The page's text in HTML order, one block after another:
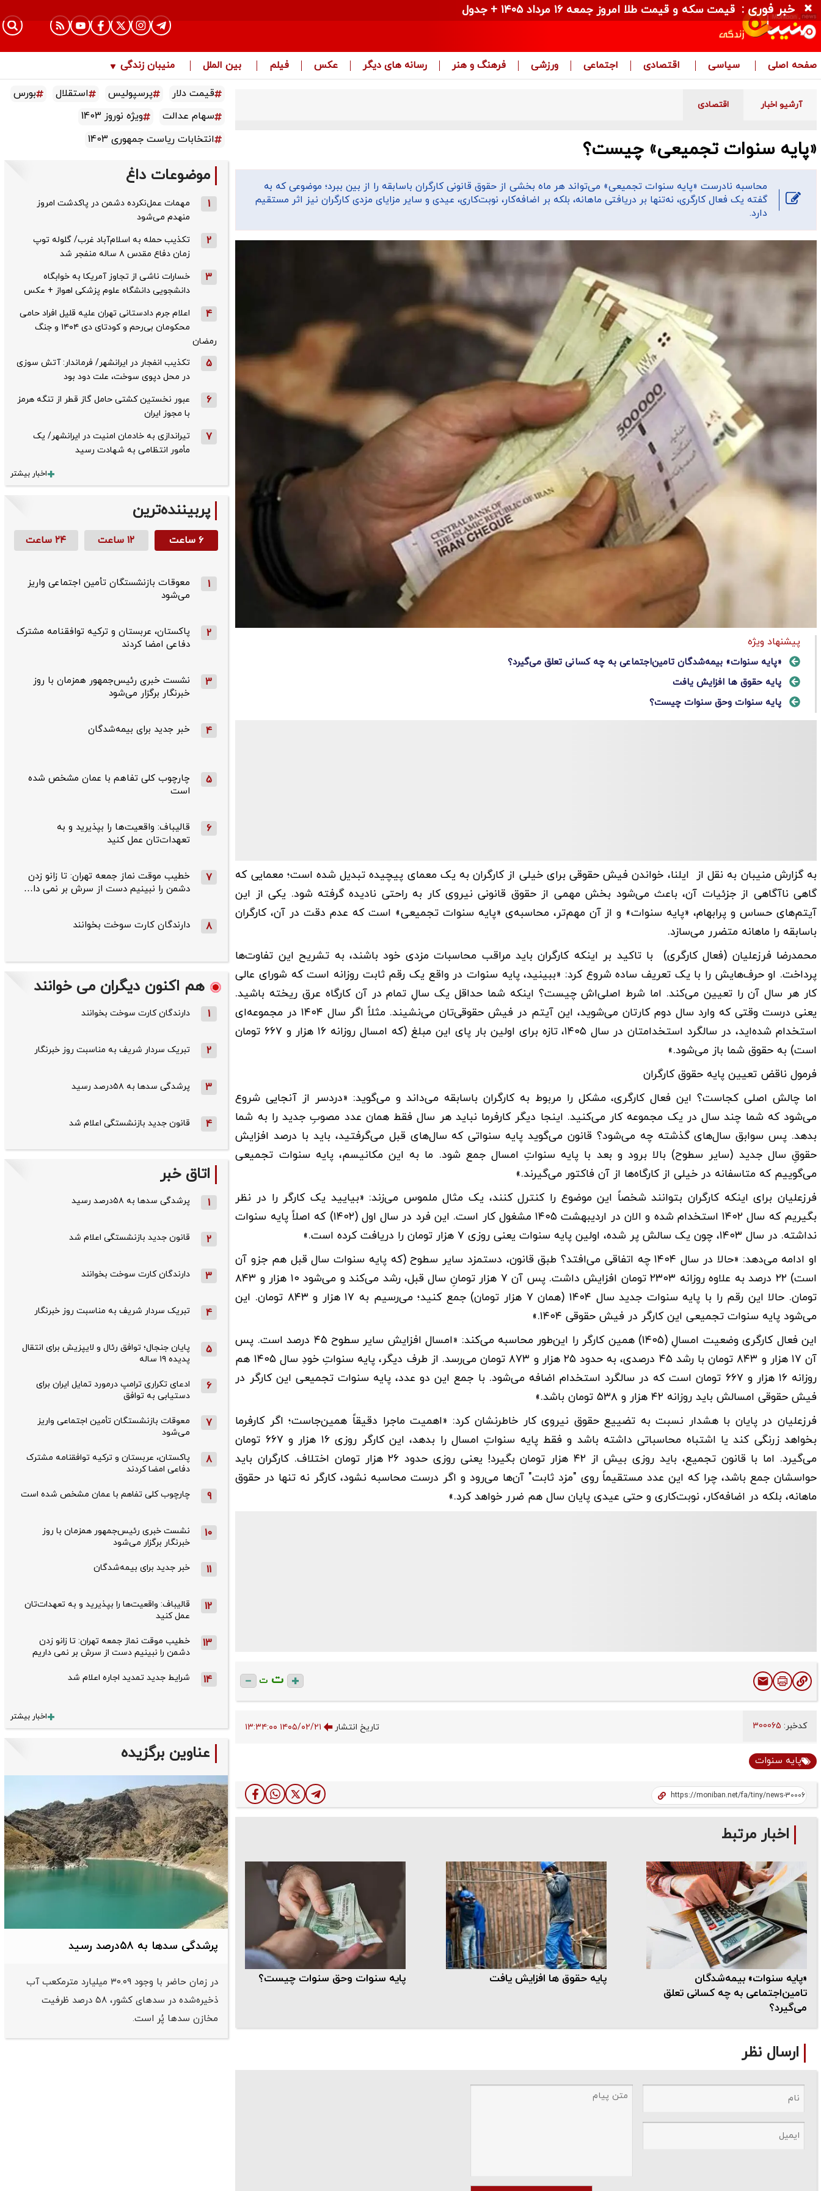
صفحه اصلی سیاسی اقتصادی اجتماعی ورزشی فرهنگ و هنر رسانه های دیگر عکس فیلم بین الملل منیبان زندگی
آرشیو اخبار اقتصادی
«پایه سنوات تجمیعی» چیست؟
محاسبه نادرست «پایه سنوات تجمیعی» می‌تواند هر ماه بخشی از حقوق قانونی کارگران باسابقه را از بین ببرد؛ موضوعی که به
گفته یک فعال کارگری، نه‌تنها بر دریافتی ماهانه، بلکه بر اضافه‌کار، نوبت‌کاری، عیدی و سایر مزایای مزدی کارگران نیز اثر مستقیم
دارد.
پیشنهاد ویژه
«پایه سنوات» بیمه‌شدگان تامین‌اجتماعی به چه کسانی تعلق می‌گیرد؟
پایه حقوق ها افزایش یافت
پایه سنوات وحق سنوات چیست؟
به گزارش منیبان به نقل از ایلنا، خواندن فیش حقوقی برای خیلی از کارگران به یک معمای پیچیده تبدیل شده است؛ معمایی که
گاهی ناآگاهی از جزئیات آن، باعث می‌شود بخش مهمی از حقوق قانونی نیروی کار به راحتی نادیده گرفته شود. یکی از این
آیتم‌های حساس و پرابهام، «پایه سنوات» و از آن مهم‌تر، محاسبه‌ی «پایه سنوات تجمیعی» است که عدم دقت در آن، کارگران
باسابقه را ماهانه متضرر می‌سازد.
محمدرضا فرزعلیان (فعال کارگری) با تاکید بر اینکه کارگران باید مراقب محاسبات مزدی خود باشند، به تشریح این تفاوت‌ها
پرداخت. او حرف‌هایش را با یک تعریف ساده شروع کرد: «ببینید، پایه سنوات در واقع یک رقم ثابت روزانه است که شورای عالی
کار هر سال آن را تعیین می‌کند. اما شرط اصلی‌اش چیست؟ اینکه شما حداقل یک سالِ تمام در آن کارگاه عرق ریخته باشید.
یعنی درست وقتی که وارد سال دوم کارتان می‌شوید، این آیتم در فیش حقوقی‌تان می‌نشیند. مثلاً اگر سال ۱۴۰۴ در مجموعه‌ای
استخدام شده‌اید، در سالگرد استخدامتان در سال ۱۴۰۵، تازه برای اولین بار پای این مبلغ (که امسال روزانه ۱۶ هزار و ۶۶۷ تومان
است) به حقوق شما باز می‌شود.»
فرمول ناقض تعیین پایه حقوق کارگران
​اما چالش اصلی کجاست؟ این فعال کارگری، مشکل را مربوط به کارگران باسابقه می‌داند و می‌گوید: «دردسر از آنجایی شروع
می‌شود که شما چند سال در یک مجموعه کار می‌کنید. اینجا دیگر کارفرما نباید هر سال فقط همان عدد مصوبِ جدید را به شما
بدهد. پس سوابق سال‌های گذشته چه می‌شود؟ قانون می‌گوید پایه سنواتی که سال‌های قبل می‌گرفتید، باید با درصد افزایش
حقوقِ سال جدید (سایر سطوح) بالا برود و بعد با پایه سنواتِ امسال جمع شود. ما به این مکانیسم، پایه سنوات تجمیعی
می‌گوییم که متاسفانه در خیلی از کارگاه‌ها از آن فاکتور می‌گیرند.»
​فرزعلیان برای اینکه کارگران بتوانند شخصاً این موضوع را کنترل کنند، یک مثال ملموس می‌زند: «بیایید یک کارگر را در نظر
بگیریم که سال ۱۴۰۲ استخدام شده و الان در اردیبهشت ۱۴۰۵ مشغول کار است. این فرد در سال اول (۱۴۰۲) که اصلاً پایه سنوات
نداشته. در سال ۱۴۰۳، چون یک سالش پر شده، اولین پایه سنوات یعنی روزی ۷ هزار تومان را دریافت کرده است.»
​او ادامه می‌دهد: «حالا در سال ۱۴۰۴ چه اتفاقی می‌افتد؟ طبق قانون، دستمزد سایر سطوح (که پایه سنوات سال قبل هم جزو آن
است) ۲۲ درصد به علاوه روزانه ۲۳۰۳ تومان افزایش داشت. پس آن ۷ هزار تومانِ سال قبل، رشد می‌کند و می‌شود ۱۰ هزار و ۸۴۳
تومان. حالا این رقم را با پایه سنوات جدید سال ۱۴۰۴ (همان ۷ هزار تومان) جمع کنید؛ می‌رسیم به ۱۷ هزار و ۸۴۳ تومان. این
می‌شود پایه سنوات تجمیعی این کارگر در فیش حقوقی ۱۴۰۴.»
​این فعال کارگری وضعیت امسالِ (۱۴۰۵) همین کارگر را این‌طور محاسبه می‌کند: «امسال افزایش سایر سطوح ۴۵ درصد است. پس
آن ۱۷ هزار و ۸۴۳ تومان با رشد ۴۵ درصدی، به حدود ۲۵ هزار و ۸۷۳ تومان می‌رسد. از طرف دیگر، پایه سنواتِ خودِ سال ۱۴۰۵ هم
روزانه ۱۶ هزار و ۶۶۷ تومان است که در سالگرد استخدام اضافه می‌شود. با جمع این دو عدد، پایه سنوات تجمیعی این کارگر در
فیش حقوقی امسالش باید روزانه ۴۲ هزار و ۵۳۸ تومان باشد.»
​فرزعلیان در پایان با هشدار نسبت به تضییع حقوق نیروی کار خاطرنشان کرد: «اهمیت ماجرا دقیقاً همین‌جاست؛ اگر کارفرما
بخواهد زرنگی کند یا اشتباه محاسباتی داشته باشد و فقط پایه سنواتِ امسال را بدهد، این کارگر روزی ۱۶ هزار و ۶۶۷ تومان
می‌گیرد. اما با قانون تجمیع، باید روزی بیش از ۴۲ هزار تومان بگیرد! یعنی روزی حدود ۲۶ هزار تومان اختلاف. کارگران باید
حواسشان جمع باشد، چرا که این عدد مستقیماً روی "مزد ثابت" آن‌ها می‌رود و اگر درست محاسبه نشود، کارگر نه تنها در حقوق
ماهانه، بلکه در اضافه‌کار، نوبت‌کاری و حتی عیدی پایان سال هم ضرر خواهد کرد.»
ت ت
کدخبر: تاریخ انتشار ۱۴۰۵/۰۲/۲۱ ۱۳:۳۴:۰۰
پایه سنوات
اخبار مرتبط
«پایه سنوات» بیمه‌شدگان
تامین‌اجتماعی به چه کسانی تعلق
می‌گیرد؟
پایه حقوق ها افزایش یافت پایه سنوات وحق سنوات چیست؟
ارسال نظر
قیمت دلار پرسپولیس استقلال
بورس
سهام عدالت
ویژه نوروز 1403
انتخابات ریاست جمهوری 1403
موضوعات داغ
1
مهمات عمل‌نکرده دشمن در پاکدشت امروز
منهدم می‌شود
2
تکذیب حمله به اسلام‌آباد غرب/ گلوله توپ
زمان دفاع مقدس ۸ ساله منفجر شد
3
خسارات ناشی از تجاوز آمریکا به خوابگاه
دانشجویی دانشگاه علوم پزشکی اهواز + عکس
4
اعلام جرم دادستانی تهران علیه قلیل افراد حامی
محکومان بی‌رحم و کودتای دی‌ ۱۴۰۴ و جنگ
رمضان
5
تکذیب ‌انفجار در ایرانشهر/ فرماندار: آتش سوزی
در محل دپوی سوخت، علت دود بود
6
عبور نخستین کشتی حامل گاز قطر از تنگه هرمز
با مجوز ایران
7
تیراندازی به خادمان امنیت در ایرانشهر/ یک
مأمور انتظامی به شهادت رسید
اخبار بیشتر
پربیننده‌ترین
۶ ساعت ۱۲ ساعت ۲۴ ساعت
1
معوقات بازنشستگان تأمین اجتماعی واریز
می‌شود
2
پاکستان، عربستان و ترکیه توافقنامه مشترک
دفاعی امضا کردند
3
نشست خبری رئیس‌جمهور همزمان با روز
خبرنگار برگزار می‌شود
4 خبر جدید برای بیمه‌شدگان
5
چارچوب کلی تفاهم با عمان مشخص شده
است
6
قالیباف: واقعیت‌ها را بپذیرید و به
تعهدات‌تان عمل کنید
7
خطیب موقت نماز جمعه تهران: تا زانو زدن
دشمن را نبینیم دست از سرش بر نمی دا…
8 دارندگان کارت سوخت بخوانند
هم اکنون دیگران می خوانند
1 دارندگان کارت سوخت بخوانند
2 تبریک سردار شریف به مناسبت روز خبرنگار
3 پرشدگی سدها به ۵۸درصد رسید
4 قانون جدید بازنشستگی اعلام شد
اتاق خبر
1 پرشدگی سدها به ۵۸درصد رسید
2 قانون جدید بازنشستگی اعلام شد
3 دارندگان کارت سوخت بخوانند
4 تبریک سردار شریف به مناسبت روز خبرنگار
5
پایان جنجال؛ توافق رئال و لایپزیش برای انتقال
پدیده ۱۹ ساله
6
ادعای تکراری ترامپ درمورد تمایل ایران برای
دستیابی به توافق
7
معوقات بازنشستگان تأمین اجتماعی واریز
می‌شود
8
پاکستان، عربستان و ترکیه توافقنامه مشترک
دفاعی امضا کردند
9 چارچوب کلی تفاهم با عمان مشخص شده است
10
نشست خبری رئیس‌جمهور همزمان با روز
خبرنگار برگزار می‌شود
11 خبر جدید برای بیمه‌شدگان
12
قالیباف: واقعیت‌ها را بپذیرید و به تعهدات‌تان
عمل کنید
13
خطیب موقت نماز جمعه تهران: تا زانو زدن
دشمن را نبینیم دست از سرش بر نمی داریم
14 شرایط جدید تمدید اجاره اعلام شد
اخبار بیشتر
عناوین برگزیده
پرشدگی سدها به ۵۸درصد رسید
در زمان حاضر با وجود ۳۰.۰۹ میلیارد مترمکعب آب
ذخیره‌شده در سدهای کشور، ۵۸ درصد ظرفیت
مخازن سدها پُر است.
خبر فوری : قیمت سکه و قیمت طلا امروز جمعه ۱۶ مرداد ۱۴۰۵ + جدول